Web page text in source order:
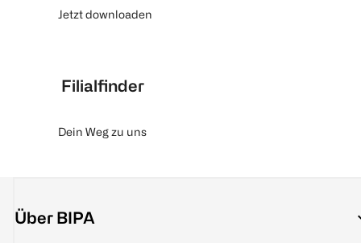
Jetzt downloaden
Filialfinder
Dein Weg zu uns
Über BIPA